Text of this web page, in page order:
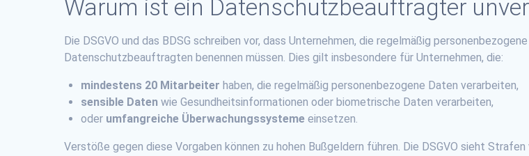
Warum ist ein Datenschutzbeauftragter
Die DSGVO und das BDSG schreiben vor, dass Unternehmen, die regelmäßig
Datenschutzbeauftragten benennen müssen. Dies gilt insbesondere für Unternehmen, die:
mindestens 20 Mitarbeiter haben, die regelmäßig personenbezogene Daten verarbeiten,
sensible Daten wie Gesundheitsinformationen oder biometrische Daten verarbeiten,
oder umfangreiche Überwachungssysteme einsetzen.
Verstöße gegen diese Vorgaben können zu hohen Bußgeldern führen. Die DSGVO sieht